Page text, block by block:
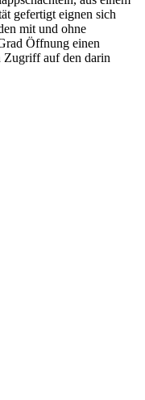
gefertigt eignen sich
mit und ohne
Öffnung einen
Zugriff auf den darin